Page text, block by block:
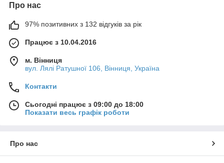
Про нас
97% позитивних з 132 відгуків за рік
Працює з 10.04.2016
м. Вінниця
вул. Лялі Ратушної 106, Вінниця, Україна
Контакти
Сьогодні працює з 09:00 до 18:00
Показати весь графік роботи
Про нас